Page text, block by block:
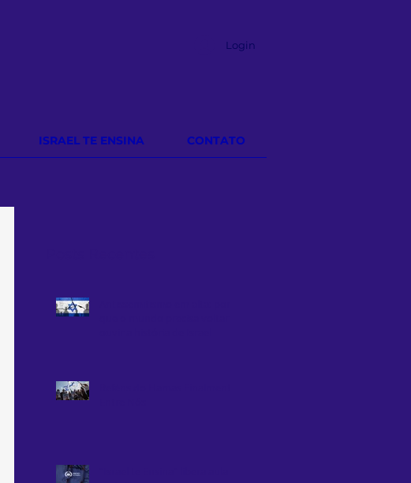
Login
ISRAEL TE ENSINA CONTATO